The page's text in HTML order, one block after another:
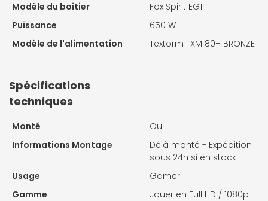
Modèle du boitier
Fox Spirit EG1
Puissance
650 W
Modèle de l'alimentation
Textorm TXM 80+ BRONZE
Spécifications
techniques
Monté
Oui
Informations Montage
Déjà monté - Expédition
sous 24h si en stock
Usage
Gamer
Gamme
Jouer en Full HD / 1080p